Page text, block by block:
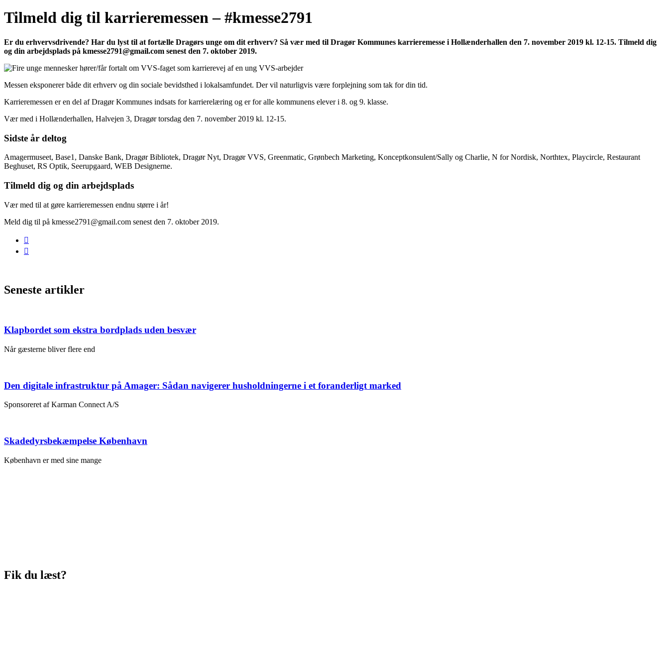
Tilmeld dig til karrieremessen – #kmesse2791
Er du erhvervsdrivende? Har du lyst til at fortælle Dragørs unge om dit erhverv? Så vær med til Dragør Kommunes karrieremesse i Hollænderhallen den 7. november 2019 kl. 12-15. Tilmeld dig
og din arbejdsplads på kmesse2791@gmail.com senest den 7. oktober 2019.
Messen eksponerer både dit erhverv og din sociale bevidsthed i lokalsamfundet. Der vil naturligvis være forplejning som tak for din tid.
Karrieremessen er en del af Dragør Kommunes indsats for karrierelæring og er for alle kommunens elever i 8. og 9. klasse.
Vær med i Hollænderhallen, Halvejen 3, Dragør torsdag den 7. november 2019 kl. 12-15.
Sidste år deltog
Amagermuseet, Base1, Danske Bank, Dragør Bibliotek, Dragør Nyt, Dragør VVS, Greenmatic, Grønbech Marketing, Konceptkonsulent/Sally og Charlie, N for Nordisk, Northtex, Playcircle, Restaurant
Beghuset, RS Optik, Seerupgaard, WEB Designerne.
Tilmeld dig og din arbejdsplads
Vær med til at gøre karrieremessen endnu større i år!
Meld dig til på kmesse2791@gmail.com senest den 7. oktober 2019.
Seneste artikler
Klapbordet som ekstra bordplads uden besvær
Når gæsterne bliver flere end
Den digitale infrastruktur på Amager: Sådan navigerer husholdningerne i et foranderligt marked
Sponsoreret af Karman Connect A/S
Skadedyrsbekæmpelse København
København er med sine mange
Fik du læst?